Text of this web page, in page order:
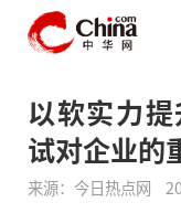
以软实力
试对企业的
来源：今日热点网